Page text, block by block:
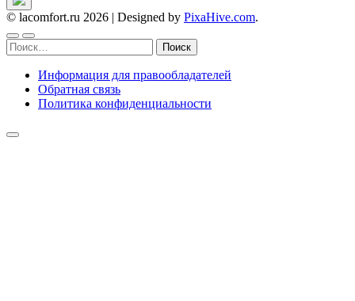
© lacomfort.ru 2026 | Designed by PixaHive.com.
Найти:
Информация для правообладателей
Обратная связь
Политика конфиденциальности